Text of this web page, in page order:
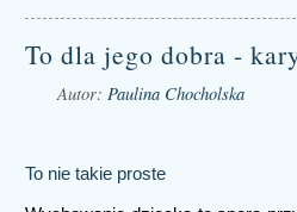
To dla jego dobra -
Autor: Paulina Chocholska
To nie takie proste